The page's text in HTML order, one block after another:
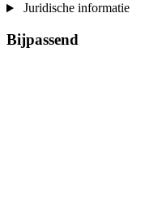
Juridische informatie
Bijpassend